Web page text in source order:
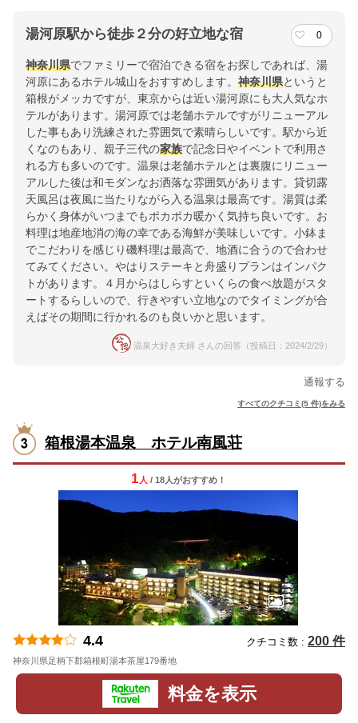
湯河原駅から徒歩２分の好立地な宿 0
神奈川県でファミリーで宿泊できる宿をお探しであれば、湯
河原にあるホテル城山をおすすめします。 神奈川県というと
箱根がメッカですが、東京からは近い湯河原にも大人気なホ
テルがあります。湯河原では老舗ホテルですがリニューアル
した事もあり洗練された雰囲気で素晴らしいです。駅から近
くなのもあり、親子三代の家族で記念日やイベントで利用さ
れる方も多いのです。温泉は老舗ホテルとは裏腹にリニュー
アルした後は和モダンなお洒落な雰囲気があります。貸切露
天風呂は夜風に当たりながら入る温泉は最高です。湯質は柔
らかく身体がいつまでもポカポカ暖かく気持ち良いです。お
料理は地産地消の海の幸である海鮮が美味しいです。小鉢ま
でこだわりを感じり磯料理は最高で、地酒に合うので合わせ
てみてください。やはりステーキと舟盛りプランはインパク
トがあります。４月からはしらすといくらの食べ放題がスタ
ートするらしいので、行きやすい立地なのでタイミングが合
えばその期間に行かれるのも良いかと思います。
温泉大好き夫婦 さんの回答（投稿日：2024/2/29）
通報する
すべてのクチコミ(5 件)をみる
箱根湯本温泉 ホテル南風荘
1 人 / 18人がおすすめ！
4.4 クチコミ数 : 200 件
神奈川県足柄下郡箱根町湯本茶屋179番地
料金を表示